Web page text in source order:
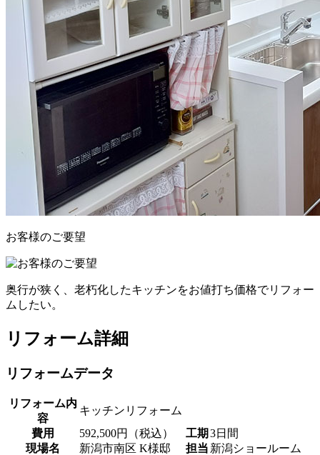
お客様のご要望
奥行が狭く、老朽化したキッチンをお値打ち価格でリフォー
ムしたい。
リフォーム詳細
リフォームデータ
リフォーム内
容
キッチンリフォーム
費用
592,500円（税込） 工期 3日間
現場名
新潟市南区 K様邸 担当 新潟ショールーム